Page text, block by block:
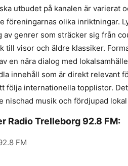
utbudet på kanalen är varierat
föreningarnas olika inriktningar.
av genrer som sträcker sig från
till visor och äldre klassiker.
en nära dialog med
innehåll som är direkt relevant
följa internationella topplistor.
nischad musik och fördjupad
Radio Trelleborg 92.8 FM:
FM